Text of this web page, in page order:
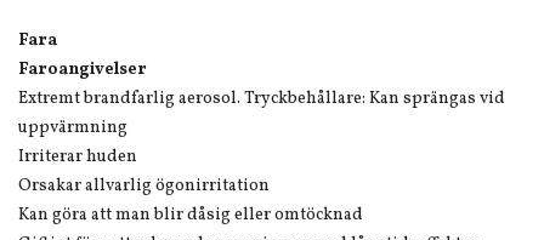
Fara
Faroangivelser
Extremt brandfarlig aerosol. Tryckbehållare: Kan sprängas vid
uppvärmning
Irriterar huden
Orsakar allvarlig ögonirritation
Kan göra att man blir dåsig eller omtöcknad